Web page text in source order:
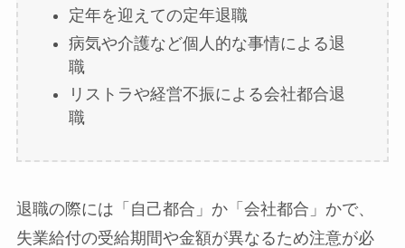
定年を迎えての定年退職
病気や介護など個人的な事情による退
職
リストラや経営不振による会社都合退
職
退職の際には「自己都合」か「会社都合」かで、
失業給付の受給期間や金額が異なるため注意が必